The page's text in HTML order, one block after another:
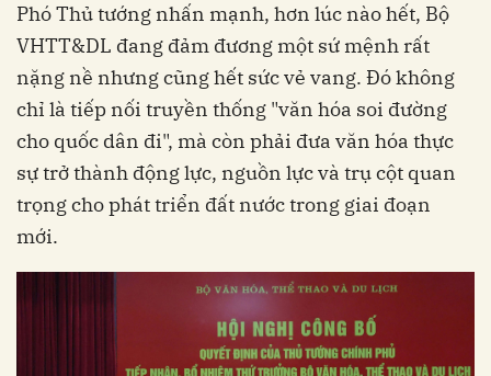
Phó Thủ tướng nhấn mạnh, hơn lúc nào hết, Bộ
VHTT&DL đang đảm đương một sứ mệnh rất
nặng nề nhưng cũng hết sức vẻ vang. Đó không
chỉ là tiếp nối truyền thống "văn hóa soi đường
cho quốc dân đi", mà còn phải đưa văn hóa thực
sự trở thành động lực, nguồn lực và trụ cột quan
trọng cho phát triển đất nước trong giai đoạn
mới.